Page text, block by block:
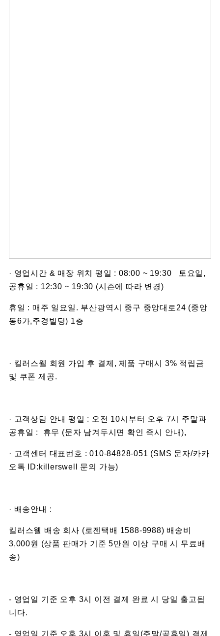
· 영업시간 & 매장 위치 평일 : 08:00 ~ 19:30 토요일,
공휴일 : 12:30 ~ 19:30 (시즌에 따라 변경)
휴일 : 매주 일요일. 부산광역시 중구 중앙대로24 (중앙
동6가,주경빌딩) 1층
· 킬러스웰 회원 가입 후 결제, 제품 구매시 3% 적립금
및 쿠폰 제공.
· 고객상담 안내 평일 : 오전 10시부터 오후 7시 주말과
공휴일 : 휴무 (문자 남겨두시면 확인 즉시 안내),
· 고객센터 대표번호 : 010-84828-051 (SMS 문자/카카
오톡 ID:killerswell 문의 가능)
· 배송안내 :
킬러스웰 배송 회사 (로젠택배 1588-9988) 배송비
3,000원 (상품 판매가 기준 5만원 이상 구매 시 무료배
송)
- 영업일 기준 오후 3시 이전 결제 완료 시 당일 출고됩
니다.
- 영업일 기준 오후 3시 이후 및 휴일(주말/공휴일) 결제